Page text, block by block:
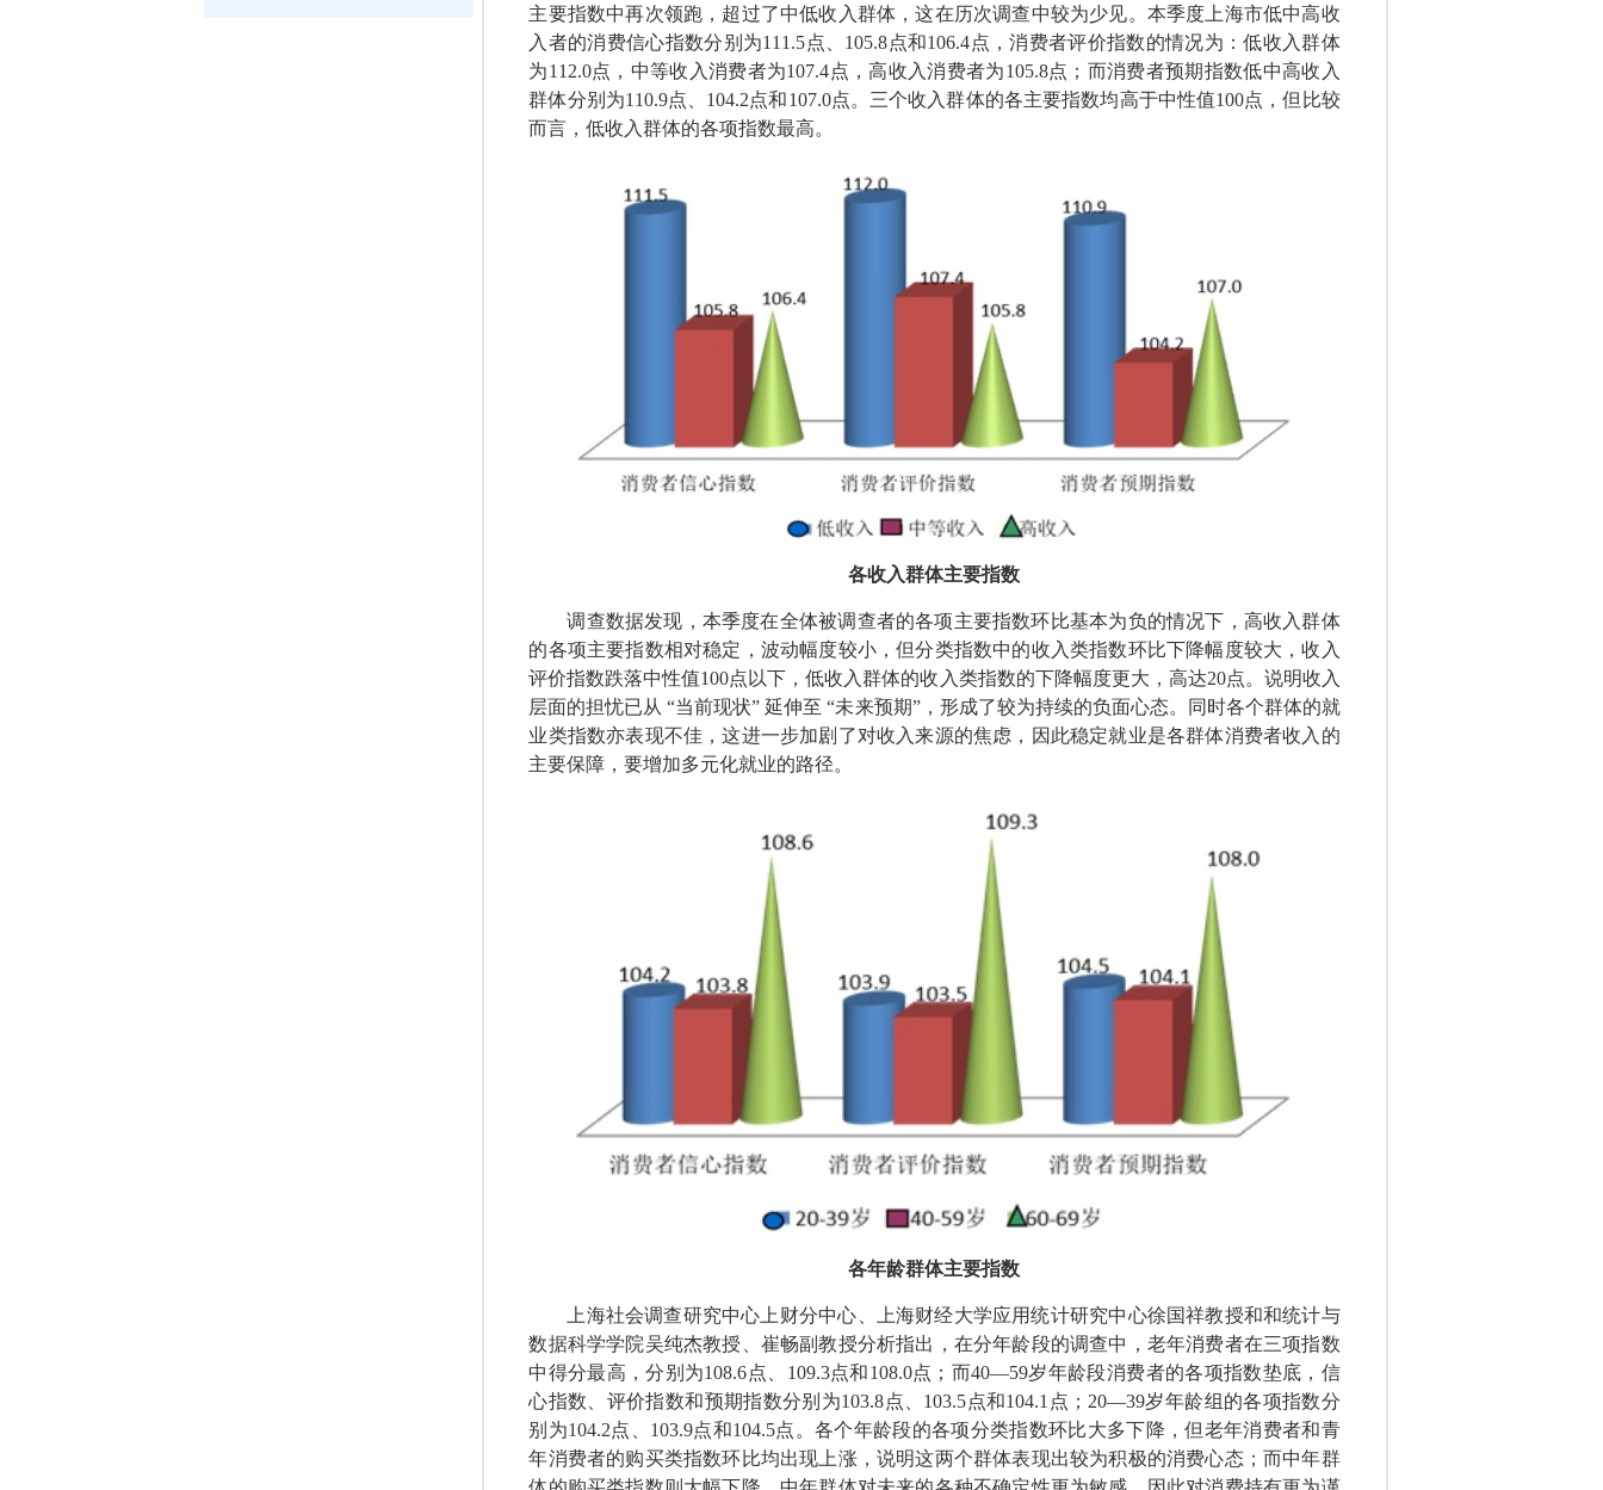
主要指数中再次领跑，超过了中低收入群体，这在历次调查中较为少见。本季度上海市低中高收
入者的消费信心指数分别为111.5点、 105.8点和106.4点，消费者评价指数的情况为：低收入群体
为112.0点，中等收入消费者为107.4点，高收入消费者为105.8点；而消费者预期指数低中高收入
群体分别为110.9点、 104.2点和107.0点。三个收入群体的各主要指数均高于中性值100点，但比较
而言，低收入群体的各项指数最高。
各收入群体主要指数
调查数据发现，本季度在全体被调查者的各项主要指数环比基本为负的情况下，高收入群体
的各项主要指数相对稳定，波动幅度较小，但分类指数中的收入类指数环比下降幅度较大，收入
评价指数跌落中性值100点以下，低收入群体的收入类指数的下降幅度更大，高达20点。说明收入
层面的担忧已从 “当前现状”延伸至 “未来预期”，形成了较为持续的负面心态。同时各个群体的就
业类指数亦表现不佳，这进一步加剧了对收入来源的焦虑，因此稳定就业是各群体消费者收入的
主要保障，要增加多元化就业的路径。
各年龄群体主要指数
上海社会调查研究中心上财分中心、上海财经大学应用统计研究中心徐国祥教授和和统计与
数据科学学院吴纯杰教授、崔畅副教授分析指出，在分年龄段的调查中，老年消费者在三项指数
中得分最高，分别为108.6点、 109.3点和 108.0点；而40—59岁年龄段消费者的各项指数垫底，信
心指数、评价指数和预期指数分别为103.8点、 103.5点和104.1 点；20—39岁年龄组的各项指数分
别为104.2点、 103.9点和104.5点。各个年龄段的各项分类指数环比大多下降，但老年消费者和青
年消费者的购买类指数环比均出现上涨，说明这两个群体表现出较为积极的消费心态；而中年群